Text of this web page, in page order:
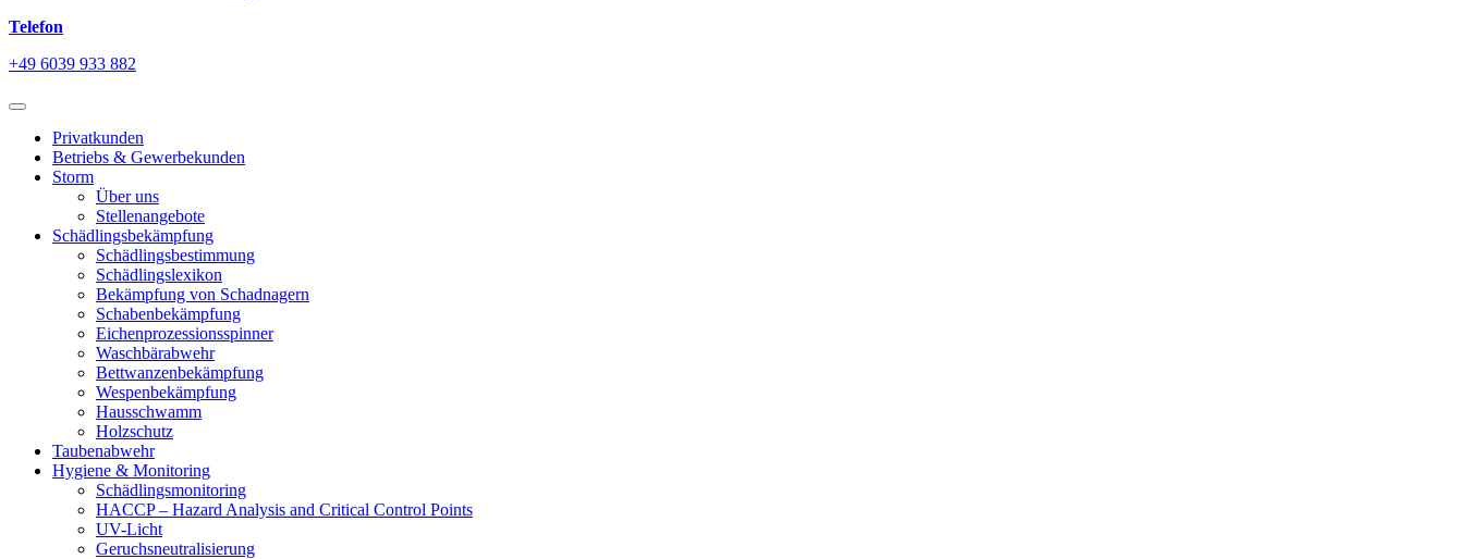
Telefon
+49 6039 933 882
Privatkunden
Betriebs & Gewerbekunden
Storm
Über uns
Stellenangebote
Schädlingsbekämpfung
Schädlingsbestimmung
Schädlingslexikon
Bekämpfung von Schadnagern
Schabenbekämpfung
Eichenprozessionsspinner
Waschbärabwehr
Bettwanzenbekämpfung
Wespenbekämpfung
Hausschwamm
Holzschutz
Taubenabwehr
Hygiene & Monitoring
Schädlingsmonitoring
HACCP – Hazard Analysis and Critical Control Points
UV-Licht
Geruchsneutralisierung